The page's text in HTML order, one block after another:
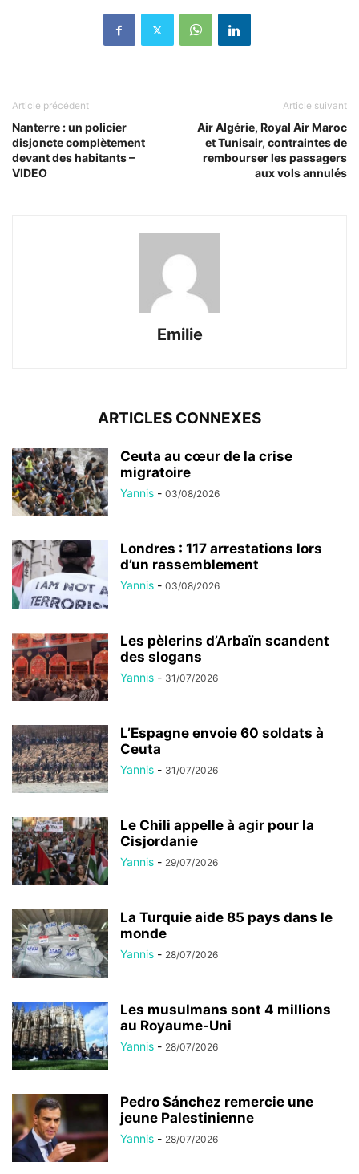
Article précédent
Nanterre : un policier
disjoncte complètement
devant des habitants –
VIDEO
Article suivant
Air Algérie, Royal Air Maroc
et Tunisair, contraintes de
rembourser les passagers
aux vols annulés
Emilie
ARTICLES CONNEXES
Ceuta au cœur de la crise
migratoire
Yannis - 03/08/2026
Londres : 117 arrestations lors
d’un rassemblement
Yannis - 03/08/2026
Les pèlerins d’Arbaïn scandent
des slogans
Yannis - 31/07/2026
L’Espagne envoie 60 soldats à
Ceuta
Yannis - 31/07/2026
Le Chili appelle à agir pour la
Cisjordanie
Yannis - 29/07/2026
La Turquie aide 85 pays dans le
monde
Yannis - 28/07/2026
Les musulmans sont 4 millions
au Royaume-Uni
Yannis - 28/07/2026
Pedro Sánchez remercie une
jeune Palestinienne
Yannis - 28/07/2026